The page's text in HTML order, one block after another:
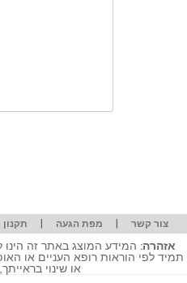
צור קשר | מפת הגעה | תקנון
אזהרה: המידע המוצג באתר זה
תמיד לפי הוראות רופא העניים או
או שינוי